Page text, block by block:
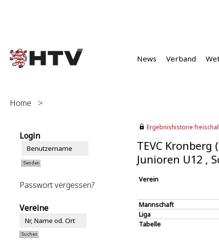
News Verband
Home >
Login
Passwort vergessen?
Vereine
Ergebnishistorie
TEVC Kronberg
Junioren U12 ,
Verein
Mannschaft
Liga
Tabelle